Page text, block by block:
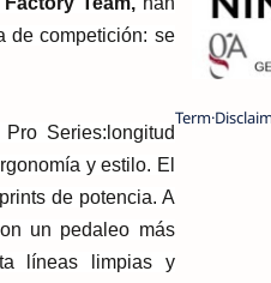
de competición: se
Pro Series: longitud
y estilo. El
de potencia. A
un pedaleo más
líneas limpias y
Term